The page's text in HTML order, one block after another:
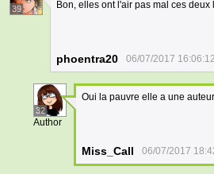
39
Bon, elles ont l'air pas mal ces
phoentra20 06/07/2017 16:06:12
32
Author
Oui la pauvre elle a une
Miss_Call 06/07/2017